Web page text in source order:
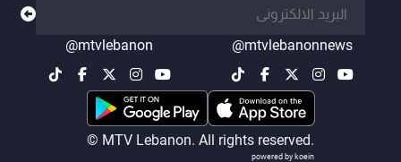
@mtvlebanonnews
@mtvlebanon
© MTV Lebanon. All rights reserved.
powered by koein